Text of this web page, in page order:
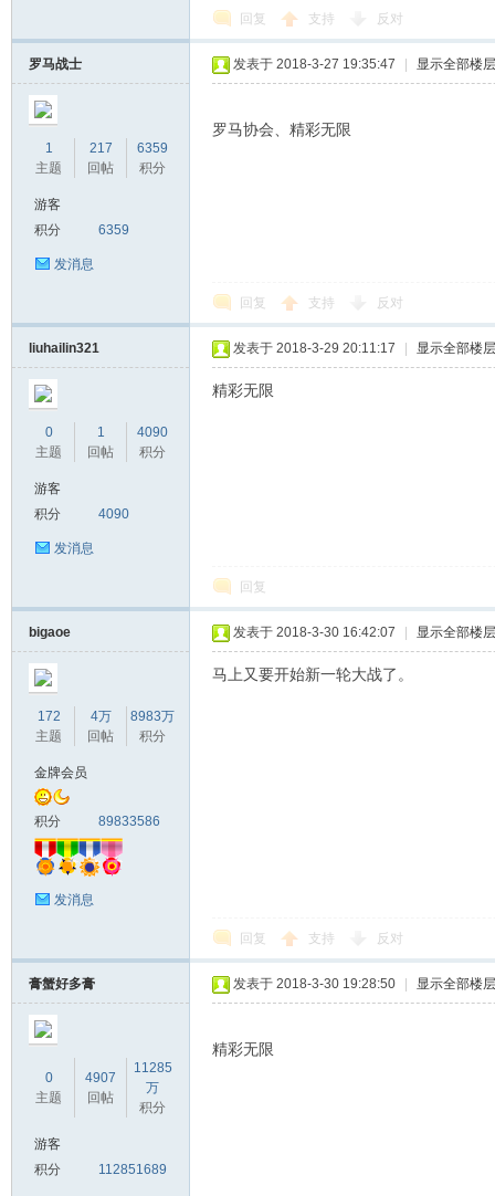
回复 支持 反对
罗马战士
1
主题
217
回帖
6359
积分
游客
积分
6359
发消息
发表于 2018-3-27 19:35:47 显示全部楼层
罗马协会、精彩无限
回复 支持 反对
liuhailin321
0
主题
1
回帖
4090
积分
游客
积分
4090
发消息
发表于 2018-3-29 20:11:17 显示全部楼层
精彩无限
回复
bigaoe
172
主题
4万
回帖
8983万
积分
金牌会员
积分 89833586
发消息
发表于 2018-3-30 16:42:07 显示全部楼层
马上又要开始新一轮大战了。
回复 支持 反对
膏蟹好多膏
0
主题
4907
回帖
11285
万
积分
游客
积分
112851689
发表于 2018-3-30 19:28:50 显示全部楼层
精彩无限